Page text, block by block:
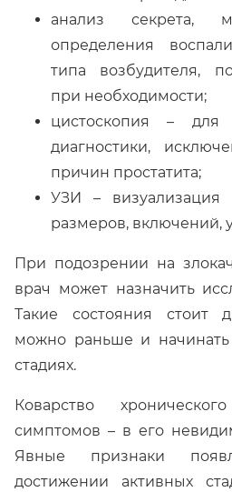
анализ секрета,
определения
типа возбудителя,
при необходимости;
цистоскопия – для
диагностики,
причин простатита;
УЗИ – визуализация
размеров, включений,
При подозрении на
врач может назначить
Такие состояния стоит
можно раньше и
стадиях.
Коварство
симптомов – в его
Явные признаки
достижении активных